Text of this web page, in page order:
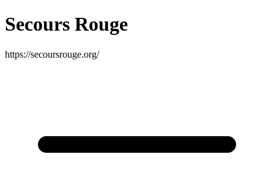
Secours Rouge
https://secoursrouge.org/